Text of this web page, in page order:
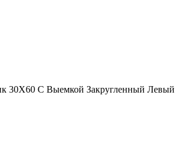
30X60 С Выемкой Закругленный Левый